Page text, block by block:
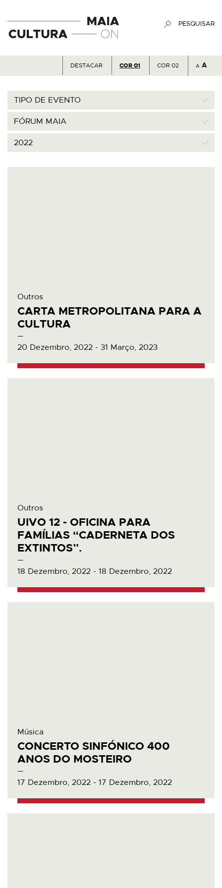
PESQUISAR
DESTACAR COR 01 COR 02 A A
TIPO DE EVENTO
FÓRUM MAIA
2022
Outros
CARTA METROPOLITANA PARA A
CULTURA
20 Dezembro, 2022 - 31 Março, 2023
Outros
UIVO 12 - OFICINA PARA
FAMÍLIAS “CADERNETA DOS
EXTINTOS”.
18 Dezembro, 2022 - 18 Dezembro, 2022
Música
CONCERTO SINFÓNICO 400
ANOS DO MOSTEIRO
17 Dezembro, 2022 - 17 Dezembro, 2022